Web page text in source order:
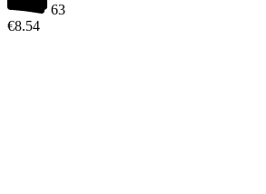
63
€8.54